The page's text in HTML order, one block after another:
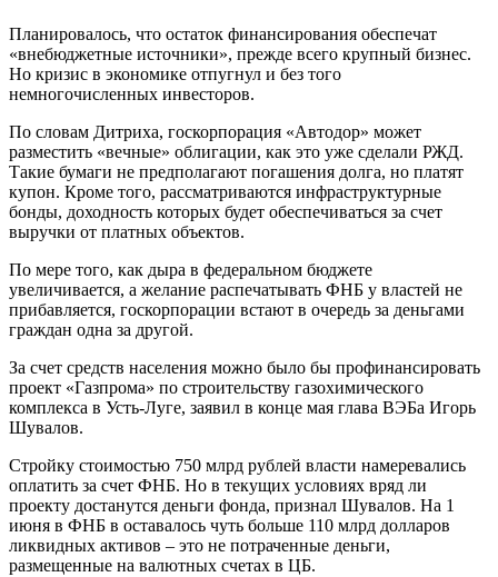
Планировалось, что остаток финансирования обеспечат
«внебюджетные источники», прежде всего крупный бизнес.
Но кризис в экономике отпугнул и без того
немногочисленных инвесторов.
По словам Дитриха, госкорпорация «Автодор» может
разместить «вечные» облигации, как это уже сделали РЖД.
Такие бумаги не предполагают погашения долга, но платят
купон. Кроме того, рассматриваются инфраструктурные
бонды, доходность которых будет обеспечиваться за счет
выручки от платных объектов.
По мере того, как дыра в федеральном бюджете
увеличивается, а желание распечатывать ФНБ у властей не
прибавляется, госкорпорации встают в очередь за деньгами
граждан одна за другой.
За счет средств населения можно было бы профинансировать
проект «Газпрома» по строительству газохимического
комплекса в Усть-Луге, заявил в конце мая глава ВЭБа Игорь
Шувалов.
Стройку стоимостью 750 млрд рублей власти намеревались
оплатить за счет ФНБ. Но в текущих условиях вряд ли
проекту достанутся деньги фонда, признал Шувалов. На 1
июня в ФНБ в оставалось чуть больше 110 млрд долларов
ликвидных активов – это не потраченные деньги,
размещенные на валютных счетах в ЦБ.